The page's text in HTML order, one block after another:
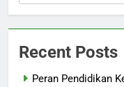
Recent Posts
Peran Pendidikan